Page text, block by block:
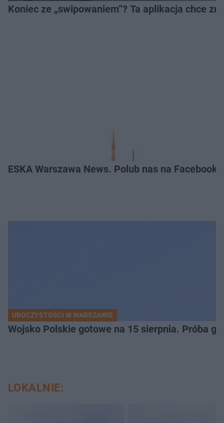
Koniec ze „swipowaniem”? Ta aplikacja chce
ESKA Warszawa News. Polub nas na
UROCZYSTOŚCI W WARSZAWIE
Wojsko Polskie gotowe na 15 sierpnia. Próba
LOKALNIE: